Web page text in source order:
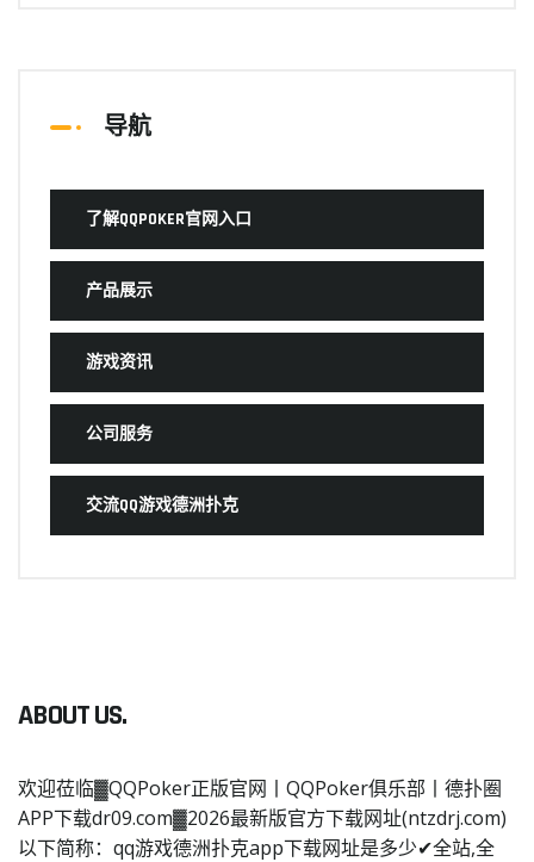
导航
了解QQPOKER官网入口
产品展示
游戏资讯
公司服务
交流QQ游戏德洲扑克
ABOUT US.
欢迎莅临▓QQPoker正版官网丨QQPoker俱乐部丨德扑圈
APP下载dr09.com▓2026最新版官方下载网址(ntzdrj.com)
以下简称：qq游戏德洲扑克app下载网址是多少✔全站,全